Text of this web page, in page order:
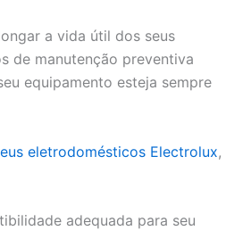
a vida útil dos seus
de manutenção preventiva
equipamento esteja sempre
eletrodomésticos Electrolux,
adequada para seu